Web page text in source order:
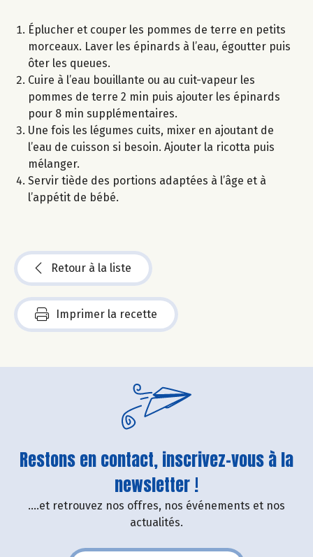
Éplucher et couper les pommes de terre en petits
morceaux. Laver les épinards à l’eau, égoutter puis
ôter les queues.
Cuire à l’eau bouillante ou au cuit-vapeur les
pommes de terre 2 min puis ajouter les épinards
pour 8 min supplémentaires.
Une fois les légumes cuits, mixer en ajoutant de
l’eau de cuisson si besoin. Ajouter la ricotta puis
mélanger.
Servir tiède des portions adaptées à l’âge et à
l’appétit de bébé.
Retour à la liste
Imprimer la recette
Restons en contact, inscrivez-vous à la
newsletter !
....et retrouvez nos offres, nos événements et nos
actualités.